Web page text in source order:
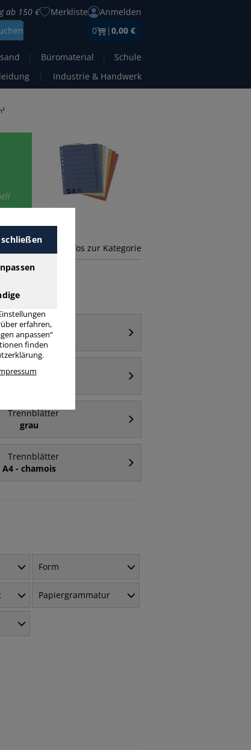
ab 150 € Merkliste
Anmelden
0 |0,00 €
| Büromaterial |
Schule
| Industrie & Handwerk
mehr Infos zur Kategorie
Trennblätter
A5 quer
Trennblätter
Trennblätter
grau
Trennblätter
A4 - chamois
Form
Papiergrammatur
erfahren,
anpassen“
finden